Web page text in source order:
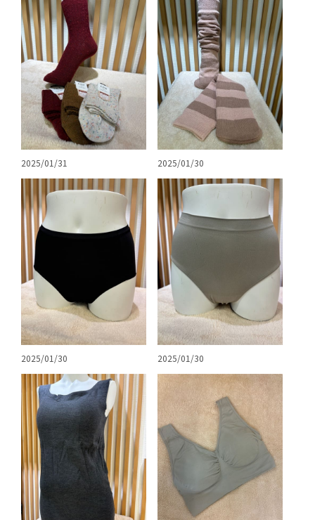
2025/01/31 2025/01/30
2025/01/30 2025/01/30